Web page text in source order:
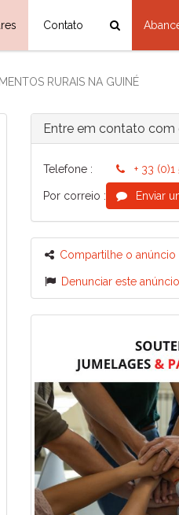
Contato
RURAIS NA GUINÉ
Entre em contato com
Telefone : + 33
Por correio : Enviar
Compartilhe o anúncio
Denunciar este anúncio